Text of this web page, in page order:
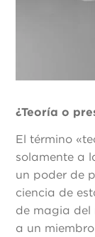
¿Teoría o
El término
solamente a
un poder de
ciencia de
de magia del
a un